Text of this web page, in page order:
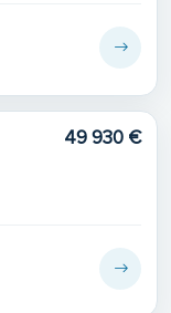
49 930 €